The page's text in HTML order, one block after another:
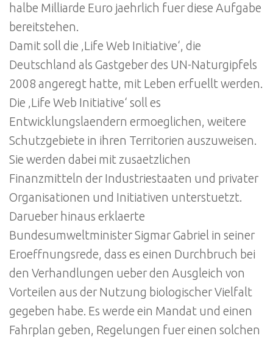
halbe Milliarde Euro jaehrlich fuer diese Aufgabe
bereitstehen.
Damit soll die ‚Life Web Initiative‘, die
Deutschland als Gastgeber des UN-Naturgipfels
2008 angeregt hatte, mit Leben erfuellt werden.
Die ‚Life Web Initiative‘ soll es
Entwicklungslaendern ermoeglichen, weitere
Schutzgebiete in ihren Territorien auszuweisen.
Sie werden dabei mit zusaetzlichen
Finanzmitteln der Industriestaaten und privater
Organisationen und Initiativen unterstuetzt.
Darueber hinaus erklaerte
Bundesumweltminister Sigmar Gabriel in seiner
Eroeffnungsrede, dass es einen Durchbruch bei
den Verhandlungen ueber den Ausgleich von
Vorteilen aus der Nutzung biologischer Vielfalt
gegeben habe. Es werde ein Mandat und einen
Fahrplan geben, Regelungen fuer einen solchen